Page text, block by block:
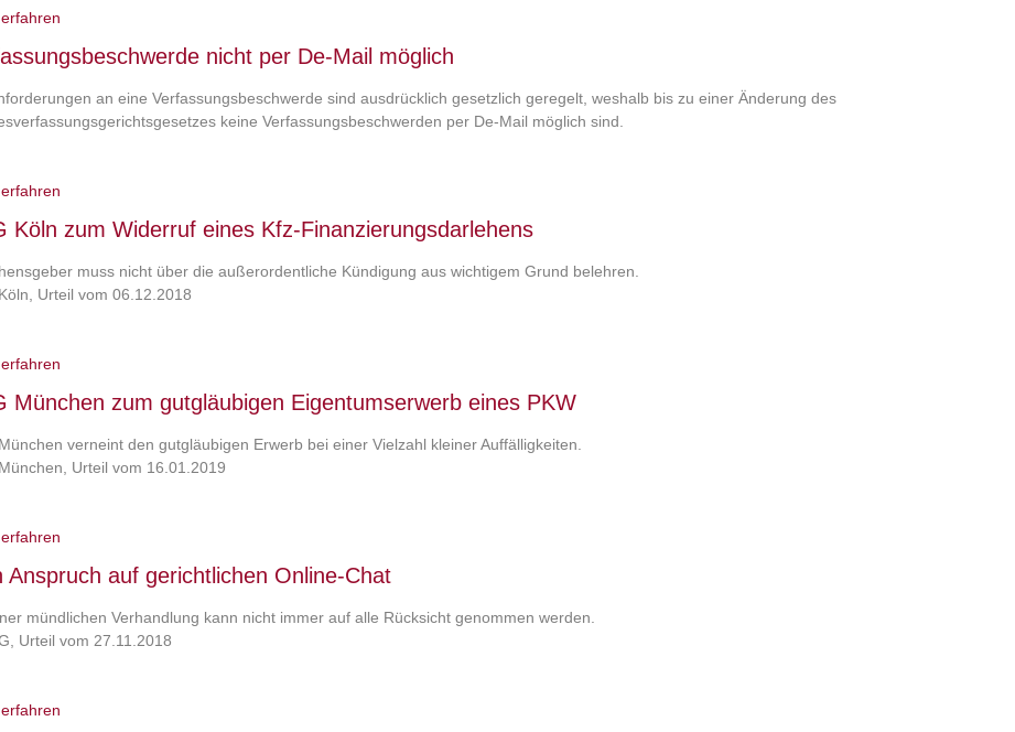
nicht per De-Mail möglich
an eine Verfassungsbeschwerde sind ausdrücklich gesetzlich geregelt, weshalb bis zu einer Änderung des
keine Verfassungsbeschwerden per De-Mail möglich sind.
Köln zum Widerruf eines Kfz-Finanzierungsdarlehens
muss nicht über die außerordentliche Kündigung aus wichtigem Grund belehren.
Urteil vom 06.12.2018
München zum gutgläubigen Eigentumserwerb eines PKW
verneint den gutgläubigen Erwerb bei einer Vielzahl kleiner Auffälligkeiten.
Urteil vom 16.01.2019
Anspruch auf gerichtlichen Online-Chat
mündlichen Verhandlung kann nicht immer auf alle Rücksicht genommen werden.
Urteil vom 27.11.2018